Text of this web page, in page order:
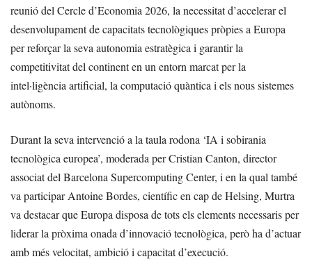
reunió del Cercle d’Economia 2026, la necessitat d’accelerar el
desenvolupament de capacitats tecnològiques pròpies a Europa
per reforçar la seva autonomia estratègica i garantir la
competitivitat del continent en un entorn marcat per la
intel·ligència artificial, la computació quàntica i els nous sistemes
autònoms.
Durant la seva intervenció a la taula rodona ‘IA i sobirania
tecnològica europea’, moderada per Cristian Canton, director
associat del Barcelona Supercomputing Center, i en la qual també
va participar Antoine Bordes, científic en cap de Helsing, Murtra
va destacar que Europa disposa de tots els elements necessaris per
liderar la pròxima onada d’innovació tecnològica, però ha d’actuar
amb més velocitat, ambició i capacitat d’execució.